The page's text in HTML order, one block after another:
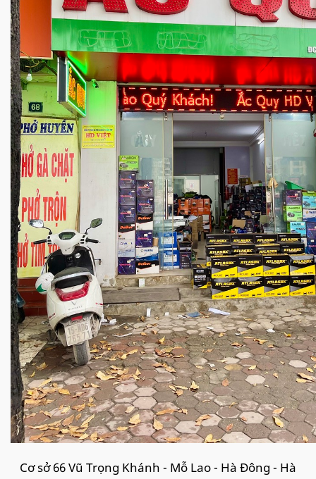
Cơ sở 66 Vũ Trọng Khánh - Mỗ Lao - Hà Đông - Hà